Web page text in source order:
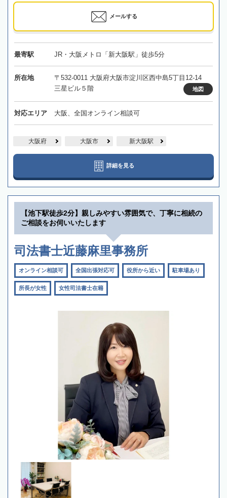
メールする
最寄駅 JR・大阪メトロ「新大阪駅」徒歩5分
所在地
〒532-0011 大阪府大阪市淀川区西中島5丁目12-14
三星ビル５階
地図
対応エリア 大阪、全国オンライン相談可
大阪府 大阪市 新大阪駅
詳細を見る
【池下駅徒歩2分】親しみやすい雰囲気で、丁寧に相続の
ご相談をお伺いいたします
司法書士近藤麻里事務所
オンライン相談可 全国出張対応可 役所から近い 駐車場あり
所長が女性 女性司法書士在籍